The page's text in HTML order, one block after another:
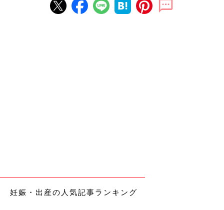
妊娠・出産の人気記事ランキング